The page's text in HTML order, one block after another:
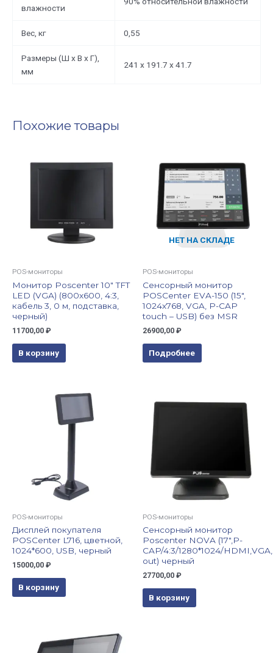
влажности
Вес, кг 0,55
Размеры (Ш х В х Г),
мм
241 х 191.7 х 41.7
Похожие товары
POS-мониторы
Монитор Poscenter 10″ TFT
LED (VGA) (800х600, 4:3,
кабель 3, 0 м, подставка,
черный)
11700,00 ₽
В корзину
НЕТ НА СКЛАДЕ
POS-мониторы
Сенсорный монитор
POSCenter EVA-150 (15″,
1024х768, VGA, P-CAP
touch – USB) без MSR
26900,00 ₽
Подробнее
POS-мониторы
Дисплей покупателя
POSCenter L716, цветной,
1024*600, USB, черный
15000,00 ₽
В корзину
POS-мониторы
Сенсорный монитор
Poscenter NOVA (17″,P-
CAP/4:3/1280*1024/
out) черный
27700,00 ₽
В корзину